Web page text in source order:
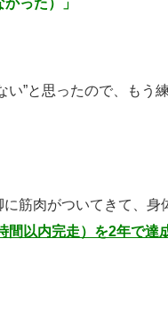
ない”と思ったので、も
に筋肉がついてきて、身
間以内完走）を2年で達